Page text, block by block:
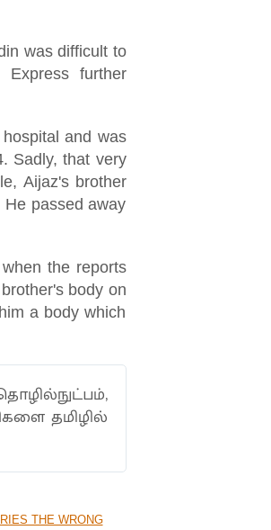
was difficult to
further
and was
Sadly, that very
Aijaz's brother
passed away
the reports
body on
a body which
தமிழில்
THE WRONG